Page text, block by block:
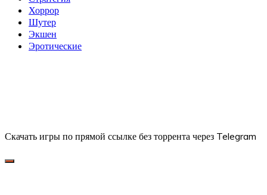
Хоррор
Шутер
Экшен
Эротические
Скачать игры по прямой ссылке без торрента через Telegram